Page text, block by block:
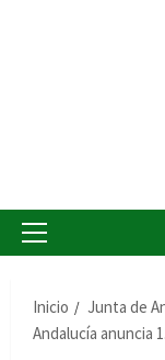
Menú
Inicio
Junta de
Andalucía anuncia